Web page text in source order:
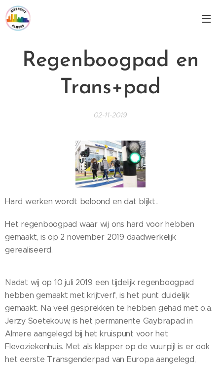
Regenboogpad en
Trans+pad
02-11-2019
Hard werken wordt beloond en dat blijkt..
Het regenboogpad waar wij ons hard voor hebben
gemaakt, is op 2 november 2019 daadwerkelijk
gerealiseerd.
Nadat wij op 10 juli 2019 een tijdelijk regenboogpad
hebben gemaakt met krijtverf, is het punt duidelijk
gemaakt. Na veel gesprekken te hebben gehad met o.a.
Jerzy Soetekouw, is het permanente Gaybrapad in
Almere aangelegd bij het kruispunt voor het
Flevoziekenhuis. Met als klapper op de vuurpijl is er ook
het eerste Transgenderpad van Europa aangelegd,